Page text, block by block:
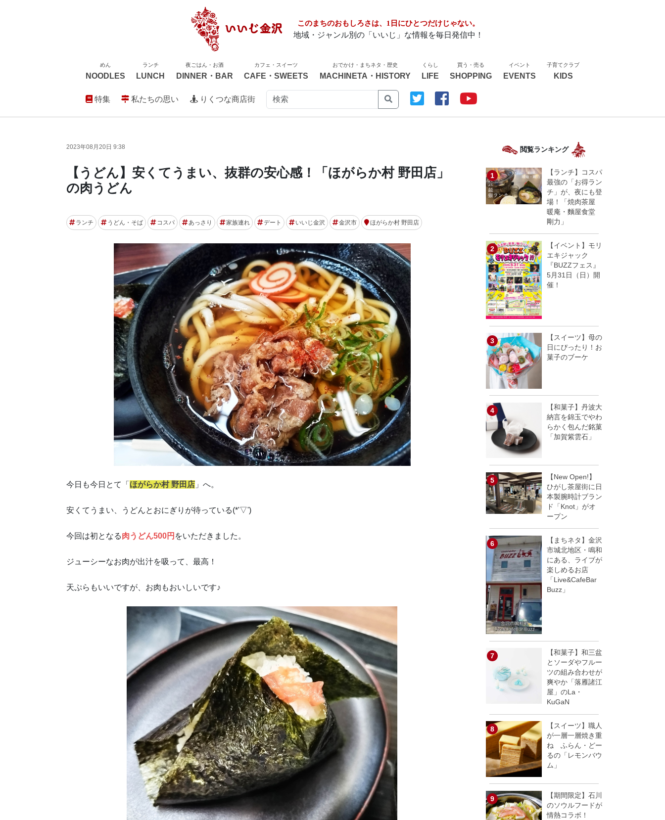
このまちのおもしろさは、1日にひとつだけじゃない。
地域・ジャンル別の「いいじ」な情報を毎日発信中！
めん
NOODLES
ランチ
LUNCH
夜ごはん・お酒
DINNER・BAR
カフェ・スイーツ
CAFE・SWEETS
おでかけ・まちネタ・歴史
MACHINETA・HISTORY
くらし
LIFE
買う・売る
SHOPPING
イベント
EVENTS
子育てクラブ
KIDS
特集 私たちの思い りくつな商店街
2023年08月20日 9:38
【うどん】安くてうまい、抜群の安心感！「ほがらか村 野田店」
の肉うどん
ランチ うどん・そば コスパ あっさり 家族連れ デート いいじ金沢 金沢市 ほがらか村 野田店
今日も今日とて「 ほがらか村 野田店 」へ。
安くてうまい、うどんとおにぎりが待っている(*'▽')
今回は初となる肉うどん500円 をいただきました。
ジューシーなお肉が出汁を吸って、最高！
天ぷらもいいですが、お肉もおいしいです♪
閲覧ランキング
【ランチ】コスパ
最強の「お得ラン
チ」が、夜にも登
場！「焼肉茶屋
暖庵・麵屋食堂
剛力」
【イベント】モリ
エキジャック
『BUZZフェス』
5月31日（日）開
催！
【スイーツ】母の
日にぴったり！お
菓子のブーケ
【和菓子】丹波大
納言を錦玉でやわ
らかく包んだ銘菓
「加賀紫雲石」
【New Open!】
ひがし茶屋街に日
本製腕時計ブラン
ド「Knot」がオ
ープン
【まちネタ】金沢
市城北地区・鳴和
にある、ライブが
楽しめるお店
「Live&CafeBar
Buzz」
【和菓子】和三盆
とソーダやフルー
ツの組み合わせが
爽やか「落雁諸江
屋」のLa・
KuGaN
【スイーツ】職人
が一層一層焼き重
ね ふらん・どー
るの「レモンバウ
ム」
【期間限定】石川
のソウルフードが
情熱コラボ！